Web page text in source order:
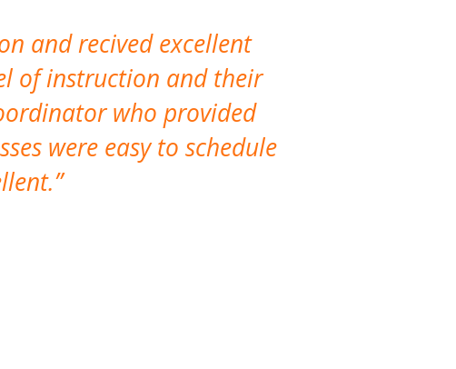
and recived excellent
of instruction and their
who provided
were easy to schedule